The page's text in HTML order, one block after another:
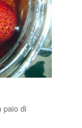
paio di